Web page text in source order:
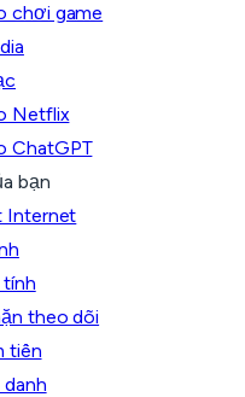
chơi game
Netflix
ChatGPT
bạn
Internet
tính
theo dõi
tiền
danh